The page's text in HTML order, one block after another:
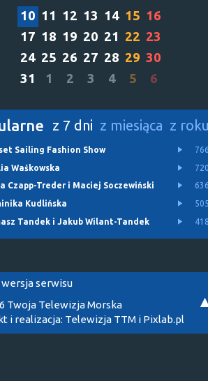
10 11 12 13 14 15 16
17 18 19 20 21 22 23
24 25 26 27 28 29 30
31
1 2 3 4 5 6
z 7 dni z miesiąca z
Sailing Fashion Show
Waśkowska
Czapp-Treder i Maciej Soczewiński
Kudlińska
Tandek i Jakub Wilant-Tandek
wersja serwisu
Twoja Telewizja Morska
i realizacja: Telewizja TTM i Pixlab.pl